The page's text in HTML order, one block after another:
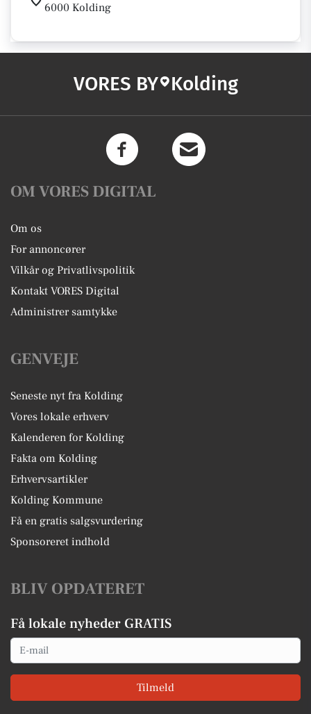
6000 Kolding
VORES BY Kolding
OM VORES DIGITAL
Om os
For annoncører
Vilkår og Privatlivspolitik
Kontakt VORES Digital
Administrer samtykke
GENVEJE
Seneste nyt fra Kolding
Vores lokale erhverv
Kalenderen for Kolding
Fakta om Kolding
Erhvervsartikler
Kolding Kommune
Få en gratis salgsvurdering
Sponsoreret indhold
BLIV OPDATERET
Få lokale nyheder GRATIS
Email
Tilmeld